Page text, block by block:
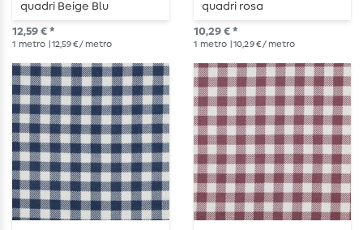
quadri Beige Blu
Multicolore
12,59 € *
1 metro | 12,59 € / metro
quadri rosa
10,29 € *
1 metro | 10,29 € / metro